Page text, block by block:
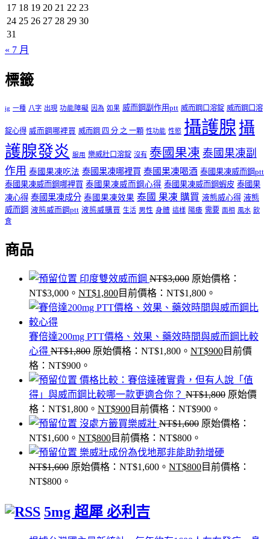
17 18 19 20 21 22 23
24 25 26 27 28 29 30
31
« 7 月
標籤
ig 一種 八字 出現 功能障礙 因為 如果 威而鋼副作用ptt 威而鋼口溶錠 威而鋼口溶
錠心得 威而鋼哪裡買 威而鋼 四 分 之 一顆 性功能 性慾 攝護腺 攝
護腺發炎
服用 樂威壯口溶錠 沒有 泰國果凍 泰國果凍副
作用 泰國果凍吃法 泰國果凍哪裡買 泰國果凍喝酒 泰國果凍威而鋼ptt
泰國果凍威而鋼哪裡買 泰國果凍威而鋼心得 泰國果凍威而鋼蝦皮 泰國果
凍心得 泰國果凍成分 泰國果凍效果 泰國 果凍 購買 液態威心得 液態
威而鋼 液態威而鋼ptt 液態威購買 生活 男性 身體 這樣 陽痿 需要 面相 風水 飲
食
商品
印度雙效威而鋼 NT$3,000 原始價格：
NT$3,000。 NT$1,800目前價格：NT$1,800。
賽倍達200mg PTT價格、效果、藥效時間與威而鋼比較
心得 NT$1,800 原始價格：NT$1,800。 NT$900目前價
格：NT$900。
價格比較：賽倍達確實貴，但有人說「值
得」與威而鋼比較哪一款更適合你？ NT$1,800 原始價
格：NT$1,800。 NT$900目前價格：NT$900。
沒處方籤買樂威壯 NT$1,600 原始價格：
NT$1,600。 NT$800目前價格：NT$800。
樂威壯成份為伐地那非能助勃增硬
NT$1,600 原始價格：NT$1,600。 NT$800目前價格：
NT$800。
5mg 超犀 必利吉